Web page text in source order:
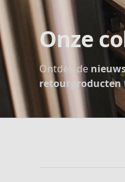
Onze
Ontdek de
retourproducten